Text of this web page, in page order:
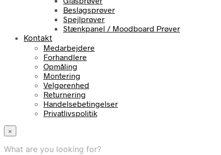
Beslagsprøver
Spejlprøver
Stænkpanel / Moodboard Prøver
Kontakt
Medarbejdere
Forhandlere
Opmåling
Montering
Velgørenhed
Returnering
Handelsebetingelser
Privatlivspolitik
×
What are you looking for?